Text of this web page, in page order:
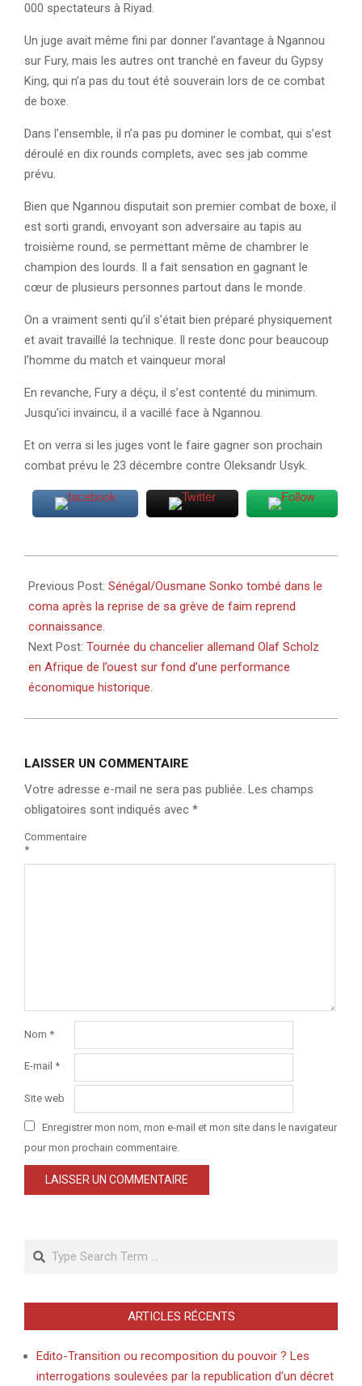
000 spectateurs à Riyad.
Un juge avait même fini par donner l’avantage à Ngannou
sur Fury, mais les autres ont tranché en faveur du Gypsy
King, qui n’a pas du tout été souverain lors de ce combat
de boxe.
Dans l’ensemble, il n’a pas pu dominer le combat, qui s’est
déroulé en dix rounds complets, avec ses jab comme
prévu.
Bien que Ngannou disputait son premier combat de boxe, il
est sorti grandi, envoyant son adversaire au tapis au
troisième round, se permettant même de chambrer le
champion des lourds. Il a fait sensation en gagnant le
cœur de plusieurs personnes partout dans le monde.
On a vraiment senti qu’il s’était bien préparé physiquement
et avait travaillé la technique. Il reste donc pour beaucoup
l’homme du match et vainqueur moral
En revanche, Fury a déçu, il s’est contenté du minimum.
Jusqu’ici invaincu, il a vacillé face à Ngannou.
Et on verra si les juges vont le faire gagner son prochain
combat prévu le 23 décembre contre Oleksandr Usyk.
10-
29
Previous Post: Sénégal/Ousmane Sonko tombé dans le
coma après la reprise de sa grève de faim reprend
connaissance.
Next Post: Tournée du chancelier allemand Olaf Scholz
en Afrique de l’ouest sur fond d’une performance
économique historique.
LAISSER UN COMMENTAIRE
Votre adresse e-mail ne sera pas publiée. Les champs
obligatoires sont indiqués avec *
Commentaire
*
Nom *
E-mail *
Site web
Enregistrer mon nom, mon e-mail et mon site dans le navigateur
pour mon prochain commentaire.
Search
ARTICLES RÉCENTS
Edito-Transition ou recomposition du pouvoir ? Les
interrogations soulevées par la republication d’un décret